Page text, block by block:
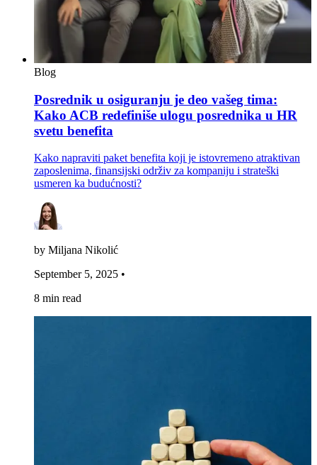
Blog
Posrednik u osiguranju je deo vašeg tima:
Kako ACB redefiniše ulogu posrednika u HR
svetu benefita
Kako napraviti paket benefita koji je istovremeno atraktivan
zaposlenima, finansijski održiv za kompaniju i strateški
usmeren ka budućnosti?
by Miljana Nikolić
September 5, 2025 •
8 min read